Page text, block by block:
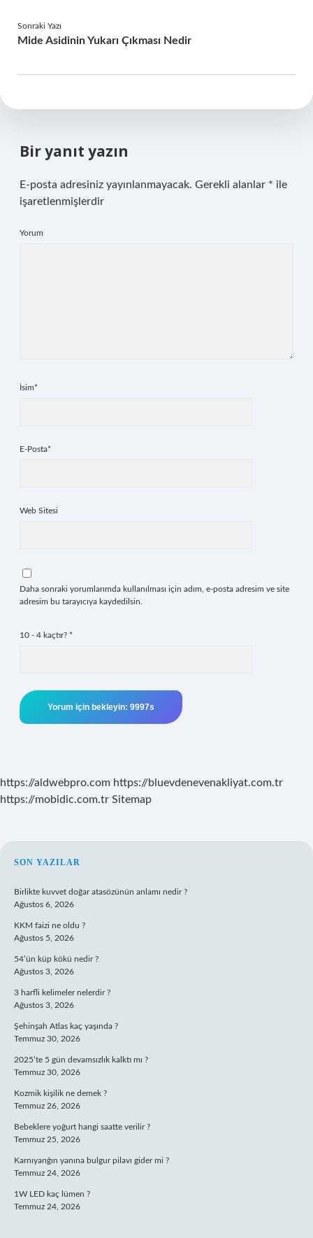
Sonraki Yazı
Mide Asidinin Yukarı Çıkması Nedir
Bir yanıt yazın
E-posta adresiniz yayınlanmayacak. Gerekli alanlar * ile
işaretlenmişlerdir
Yorum
İsim*
E-Posta*
Web Sitesi
Daha sonraki yorumlarımda kullanılması için adım, e-posta adresim ve site
adresim bu tarayıcıya kaydedilsin.
10 - 4 kaçtır? *
https://aldwebpro.com https://bluevdenevenakliyat.com.tr
https://mobidic.com.tr Sitemap
SIDEBAR
SON YAZILAR
Birlikte kuvvet doğar atasözünün anlamı nedir ?
Ağustos 6, 2026
KKM faizi ne oldu ?
Ağustos 5, 2026
54’ün küp kökü nedir ?
Ağustos 3, 2026
3 harfli kelimeler nelerdir ?
Ağustos 3, 2026
Şehinşah Atlas kaç yaşında ?
Temmuz 30, 2026
2025’te 5 gün devamsızlık kalktı mı ?
Temmuz 30, 2026
Kozmik kişilik ne demek ?
Temmuz 26, 2026
Bebeklere yoğurt hangi saatte verilir ?
Temmuz 25, 2026
Karnıyarığın yanına bulgur pilavı gider mi ?
Temmuz 24, 2026
1W LED kaç lümen ?
Temmuz 24, 2026